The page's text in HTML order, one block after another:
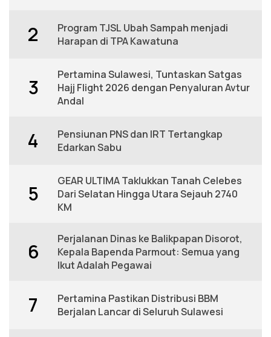
2
Program TJSL Ubah Sampah menjadi
Harapan di TPA Kawatuna
3
Pertamina Sulawesi, Tuntaskan Satgas
Hajj Flight 2026 dengan Penyaluran Avtur
Andal
4
Pensiunan PNS dan IRT Tertangkap
Edarkan Sabu
5
GEAR ULTIMA Taklukkan Tanah Celebes
Dari Selatan Hingga Utara Sejauh 2740
KM
6
Perjalanan Dinas ke Balikpapan Disorot,
Kepala Bapenda Parmout: Semua yang
Ikut Adalah Pegawai
7
Pertamina Pastikan Distribusi BBM
Berjalan Lancar di Seluruh Sulawesi